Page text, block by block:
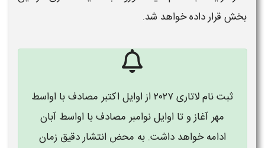
بخش قرار داده خواهد شد.
ثبت نام لاتاری ۲۰۲۷
از اوایل اکتبر مصادف با اواسط
مهر آغاز و تا اوایل نوامبر مصادف با اواسط آبان
ادامه خواهد داشت. به محض انتشار دقیق زمان